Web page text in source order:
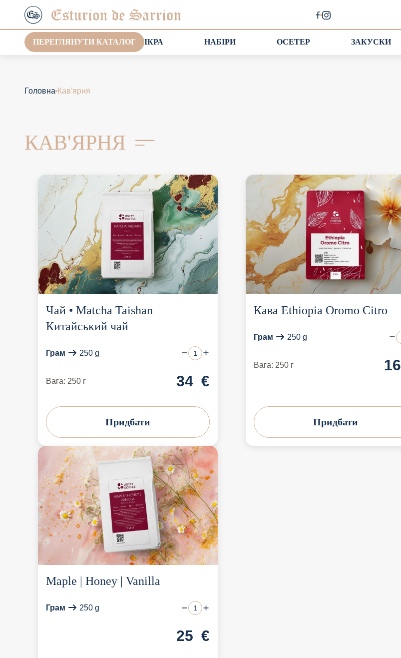
ПЕРЕГЛЯНУТИ КАТАЛОГ ІКРА НАБІРИ ОСЕТЕР ЗАКУСКИ
Головна Кав'ярня
КАВ'ЯРНЯ
Чай • Matcha Taishan
Китайський чай
Грам 250 g
Вага: 250 г 34 €
Придбати
Кава Ethiopia Oromo Citro
Грам 250 g
Вага: 250 г 16
Придбати
Maple | Honey | Vanilla
Грам 250 g
25 €